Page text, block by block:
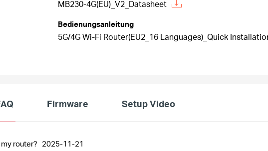
MB230-4G(EU)_V2_Datasheet
Bedienungsanleitung
5G/4G Wi-Fi Router(EU2_16 Languages)_Quick
Firmware Setup Video
router? 2025-11-21